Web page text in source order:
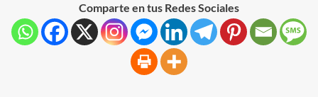
Comparte en tus Redes Sociales